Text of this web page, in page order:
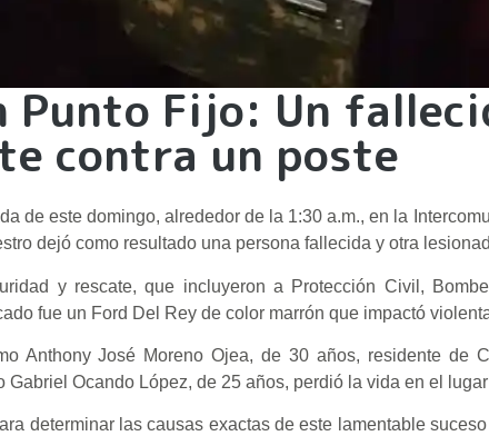
Punto Fijo: Un
contra un poste
de este domingo, alrededor de la 1:30 a.m., en la
dejó como resultado una persona fallecida y otra
y rescate, que incluyeron a Protección Civil,
fue un Ford Del Rey de color marrón que impactó
Anthony José Moreno Ojea, de 30 años, residente de
Ocando López, de 25 años, perdió la vida en el
determinar las causas exactas de este lamentable